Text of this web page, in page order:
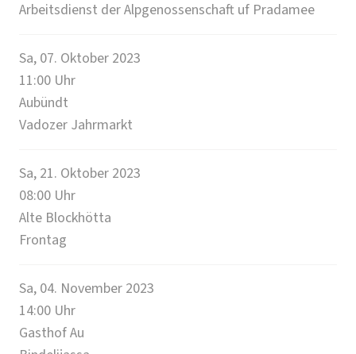
Arbeitsdienst der Alpgenossenschaft uf Pradamee
Sa, 07. Oktober 2023
11:00 Uhr
Aubündt
Vadozer Jahrmarkt
Sa, 21. Oktober 2023
08:00 Uhr
Alte Blockhötta
Frontag
Sa, 04. November 2023
14:00 Uhr
Gasthof Au